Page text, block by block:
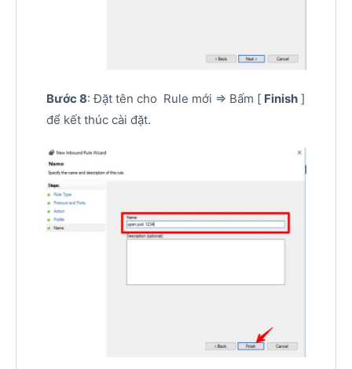
Bước 8: Đặt tên cho Rule mới => Bấm [ Finish]
để kết thúc cài đặt.